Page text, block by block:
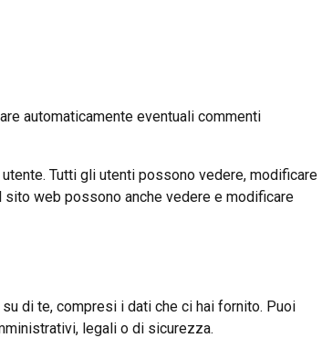
automaticamente eventuali commenti
Tutti gli utenti possono vedere, modificare
web possono anche vedere e modificare
di te, compresi i dati che ci hai fornito. Puoi
legali o di sicurezza.